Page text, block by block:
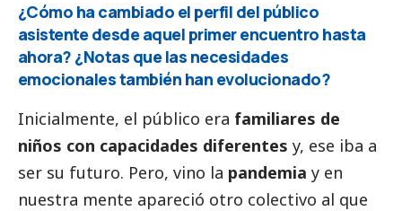
¿Cómo ha cambiado el perfil del público
asistente desde aquel primer encuentro hasta
ahora? ¿Notas que las necesidades
emocionales también han evolucionado?
Inicialmente, el público era familiares de
niños con capacidades diferentes y, ese iba a
ser su futuro. Pero, vino la pandemia y en
nuestra mente apareció otro colectivo al que